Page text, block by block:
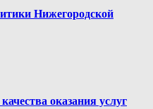
Нижегородской
оказания услуг